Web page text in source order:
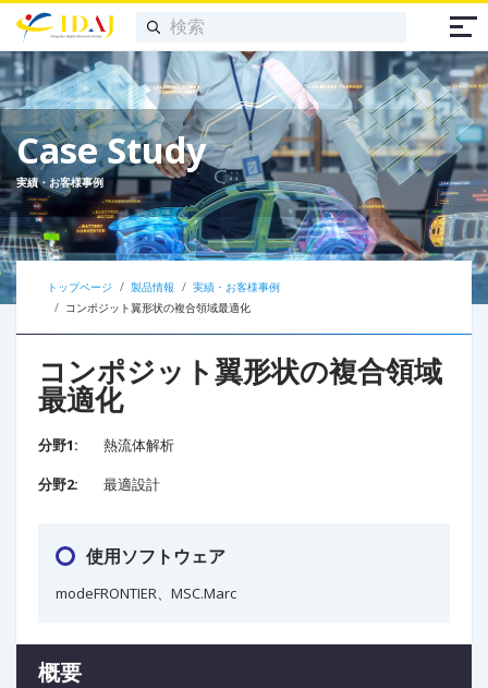
Case Study
実績・お客様事例
トップページ 製品情報
実績・お客様事例
コンポジット翼形状の複合領域最適化
コンポジット翼形状の複合領域
最適化
分野1:
熱流体解析
分野2:
最適設計
使用ソフトウェア
modeFRONTIER、MSC.Marc
概要